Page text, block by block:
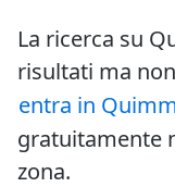
La ricerca su
risultati ma
entra in
gratuitamente
zona.